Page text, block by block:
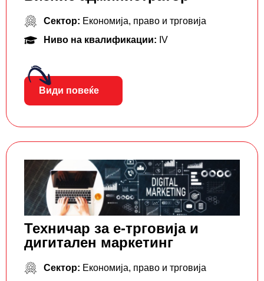
Сектор: Економија, право и трговија
Ниво на квалификации: IV
Види повеќе
Техничар за е-трговија и
дигитален маркетинг
Сектор: Економија, право и трговија